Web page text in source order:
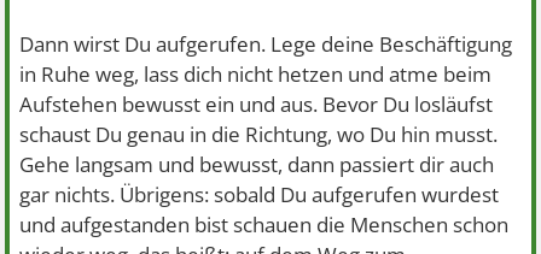
Dann wirst Du aufgerufen. Lege deine Beschäftigung
in Ruhe weg, lass dich nicht hetzen und atme beim
Aufstehen bewusst ein und aus. Bevor Du losläufst
schaust Du genau in die Richtung, wo Du hin musst.
Gehe langsam und bewusst, dann passiert dir auch
gar nichts. Übrigens: sobald Du aufgerufen wurdest
und aufgestanden bist schauen die Menschen schon